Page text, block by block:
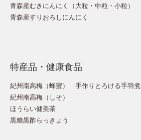
青森産むきにんにく（大粒 ・ 中粒 ・ 小粒）
青森産すりおろしにんにく
特産品・健康食品
紀州南高梅（蜂蜜）
手作りとろける手羽煮
紀州南高梅（しそ）
ほうらい健美茶
黒糖黒酢らっきょう